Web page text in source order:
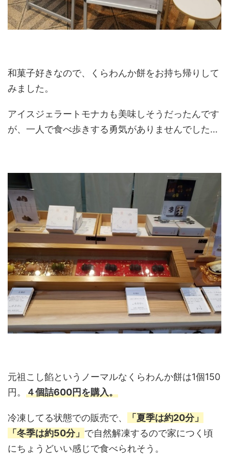
和菓子好きなので、くらわんか餅をお持ち帰りして
みました。
アイスジェラートモナカも美味しそうだったんです
が、一人で食べ歩きする勇気がありませんでした…
元祖こし餡というノーマルなくらわんか餅は1個150
円。 ４個詰600円を購入。
冷凍してる状態での販売で、
「夏季は約20分」
「冬季は約50分」 で自然解凍するので家につく頃
にちょうどいい感じで食べられそう。